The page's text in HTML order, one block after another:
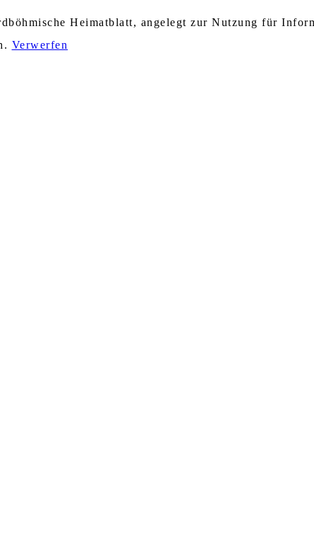
Heimatblatt, angelegt zur Nutzung für
Verwerfen